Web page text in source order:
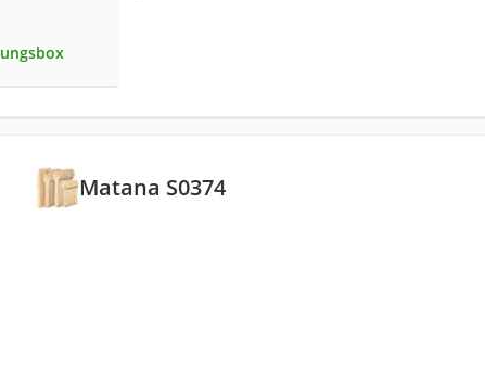
Matana S0374